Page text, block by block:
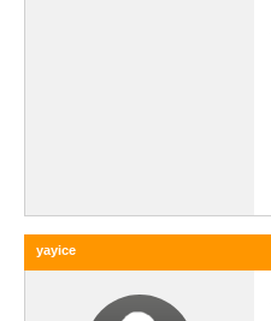
yayice